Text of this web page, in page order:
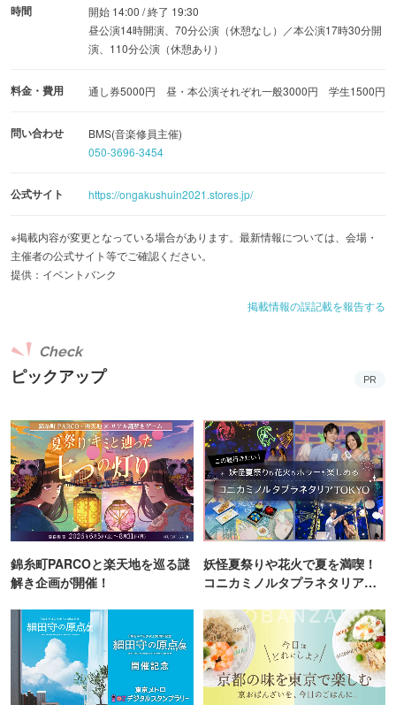
時間
開始 14:00 / 終了 19:30
昼公演14時開演、70分公演（休憩なし）／本公演17時30分開
演、110分公演（休憩あり）
料金・費用 通し券5000円 昼・本公演それぞれ一般3000円 学生1500円
問い合わせ
BMS(音楽修員主催)
050-3696-3454
公式サイト https://ongakushuin2021.stores.jp/
※掲載内容が変更となっている場合があります。最新情報については、会場・
主催者の公式サイト等でご確認ください。
提供：イベントバンク
掲載情報の誤記載を報告する
ピックアップ
Check
PR
錦糸町PARCOと楽天地を巡る謎
解き企画が開催！
妖怪夏祭りや花火で夏を満喫！
コニカミノルタプラネタリア